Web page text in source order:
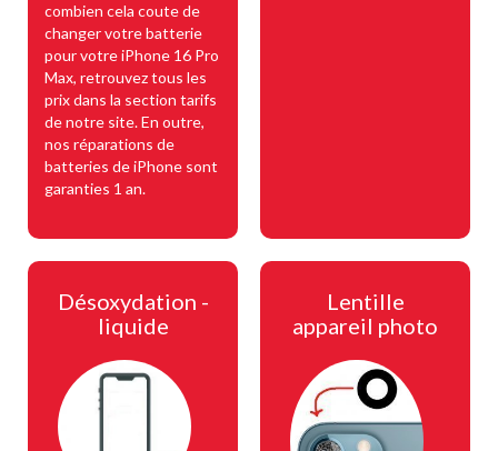
combien cela coute de
changer votre batterie
pour votre iPhone 16 Pro
Max, retrouvez tous les
prix dans la section tarifs
de notre site. En outre,
nos réparations de
batteries de iPhone sont
garanties 1 an.
Désoxydation -
liquide
Lentille
appareil photo